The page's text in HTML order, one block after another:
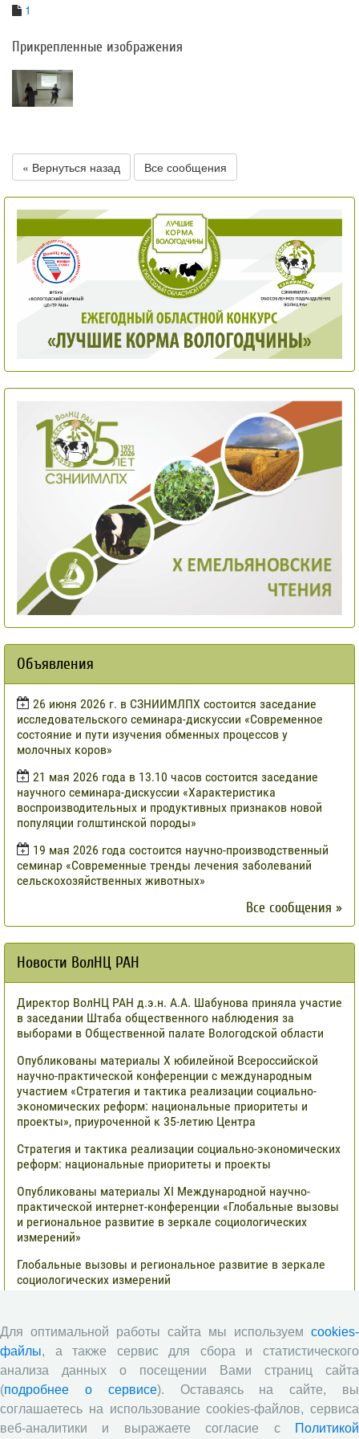
1
Прикрепленные изображения
« Вернуться назад Все сообщения
Объявления
​26 июня 2026 г. в СЗНИИМЛПХ состоится заседание
исследовательского семинара-дискуссии «Современное
состояние и пути изучения обменных процессов у
молочных коров»
21 мая 2026 года в 13.10 часов состоится заседание
научного семинара-дискуссии «Характеристика
воспроизводительных и продуктивных признаков новой
популяции голштинской породы»
19 мая 2026 года состоится научно-производственный
семинар «Современные тренды лечения заболеваний
сельскохозяйственных животных»
Все сообщения »
Новости ВолНЦ РАН
Директор ВолНЦ РАН д.э.н. А.А. Шабунова приняла участие
в заседании Штаба общественного наблюдения за
выборами в Общественной палате Вологодской области
Опубликованы материалы X юбилейной Всероссийской
научно-практической конференции с международным
участием «Стратегия и тактика реализации социально-
экономических реформ: национальные приоритеты и
проекты», приуроченной к 35-летию Центра
Стратегия и тактика реализации социально-экономических
реформ: национальные приоритеты и проекты
Опубликованы материалы XI Международной научно-
практической интернет-конференции «Глобальные вызовы
и региональное развитие в зеркале социологических
измерений»
Глобальные вызовы и региональное развитие в зеркале
социологических измерений
Обзор научных публикаций
Сотрудниками отдела разведения
сельскохозяйственных животных СЗНИИМЛПХ проведены
исследования по оценке племенной ценности быков-
Для оптимальной работы сайта мы используем cookies-
файлы, а также сервис для сбора и статистического
анализа данных о посещении Вами страниц сайта
(подробнее о сервисе). Оставаясь на сайте, вы
соглашаетесь на использование cookies-файлов, сервиса
веб-аналитики и выражаете согласие с
Политикой